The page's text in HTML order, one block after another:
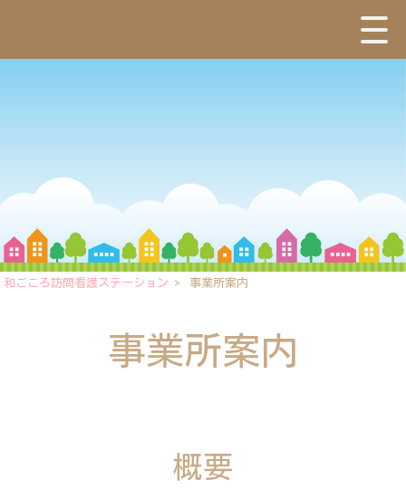
和ごころ訪問看護ステーション > 事業所案内
事業所案内
概要